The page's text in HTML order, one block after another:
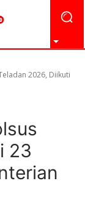
2026, Diikuti
23